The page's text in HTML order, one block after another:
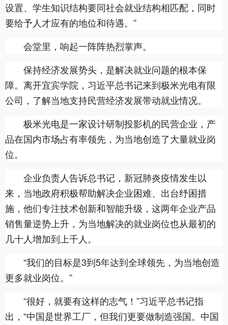
设置、学生知识结构要同社会就业结构相匹配，同时
要给予人才应有的地位和待遇。”
会堂里，响起一阵阵热烈掌声。
保持经济发展势头，是解决就业问题的根本保
障。离开宜宾学院，习近平总书记来到极米光电有限
公司，了解当地支持民营经济发展带动就业情况。
极米光电是一家设计研制投影机的民营企业，产
品在国内市场占有率领先，为当地创造了大量就业岗
位。
企业负责人告诉总书记，新冠肺炎疫情发生以
来，当地政府积极帮助解决企业困难、出台纾困措
施，他们专注技术创新和智能升级，这两年企业产品
销售量逆势上升，为当地解决的就业岗位也从最初的
几十人增加到上千人。
“我们的目标是3到5年达到全球领先，为当地创造
更多就业岗位。”
“很好，就要有这样的志气！”习近平总书记指
出，“中国是世界工厂，但我们更要做制造强国。中国